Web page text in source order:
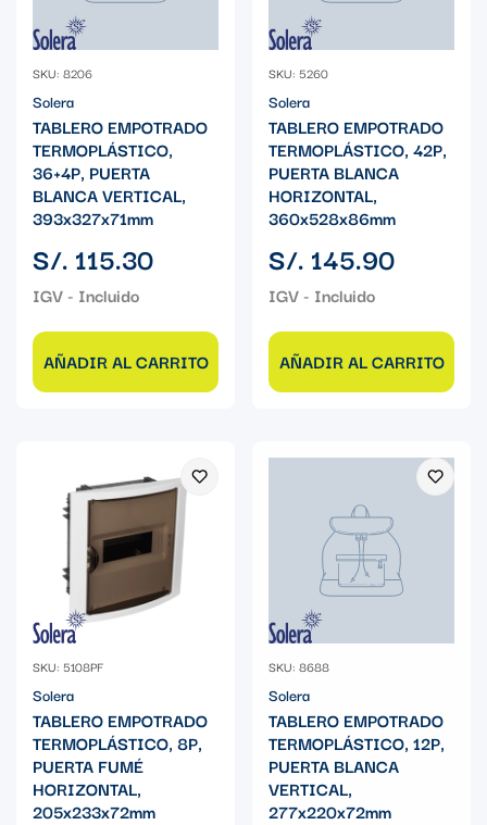
SKU: 8206
Solera
TABLERO EMPOTRADO
TERMOPLÁSTICO,
36+4P, PUERTA
BLANCA VERTICAL,
393x327x71mm
Precio
regular
S/. 115.30
AÑADIR AL CARRITO
SKU: 5260
Solera
TABLERO EMPOTRADO
TERMOPLÁSTICO, 42P,
PUERTA BLANCA
HORIZONTAL,
360x528x86mm
Precio
regular
S/. 145.90
AÑADIR AL CARRITO
SKU: 5108PF
Solera
TABLERO EMPOTRADO
TERMOPLÁSTICO, 8P,
PUERTA FUMÉ
HORIZONTAL,
205x233x72mm
SKU: 8688
Solera
TABLERO EMPOTRADO
TERMOPLÁSTICO, 12P,
PUERTA BLANCA
VERTICAL,
277x220x72mm